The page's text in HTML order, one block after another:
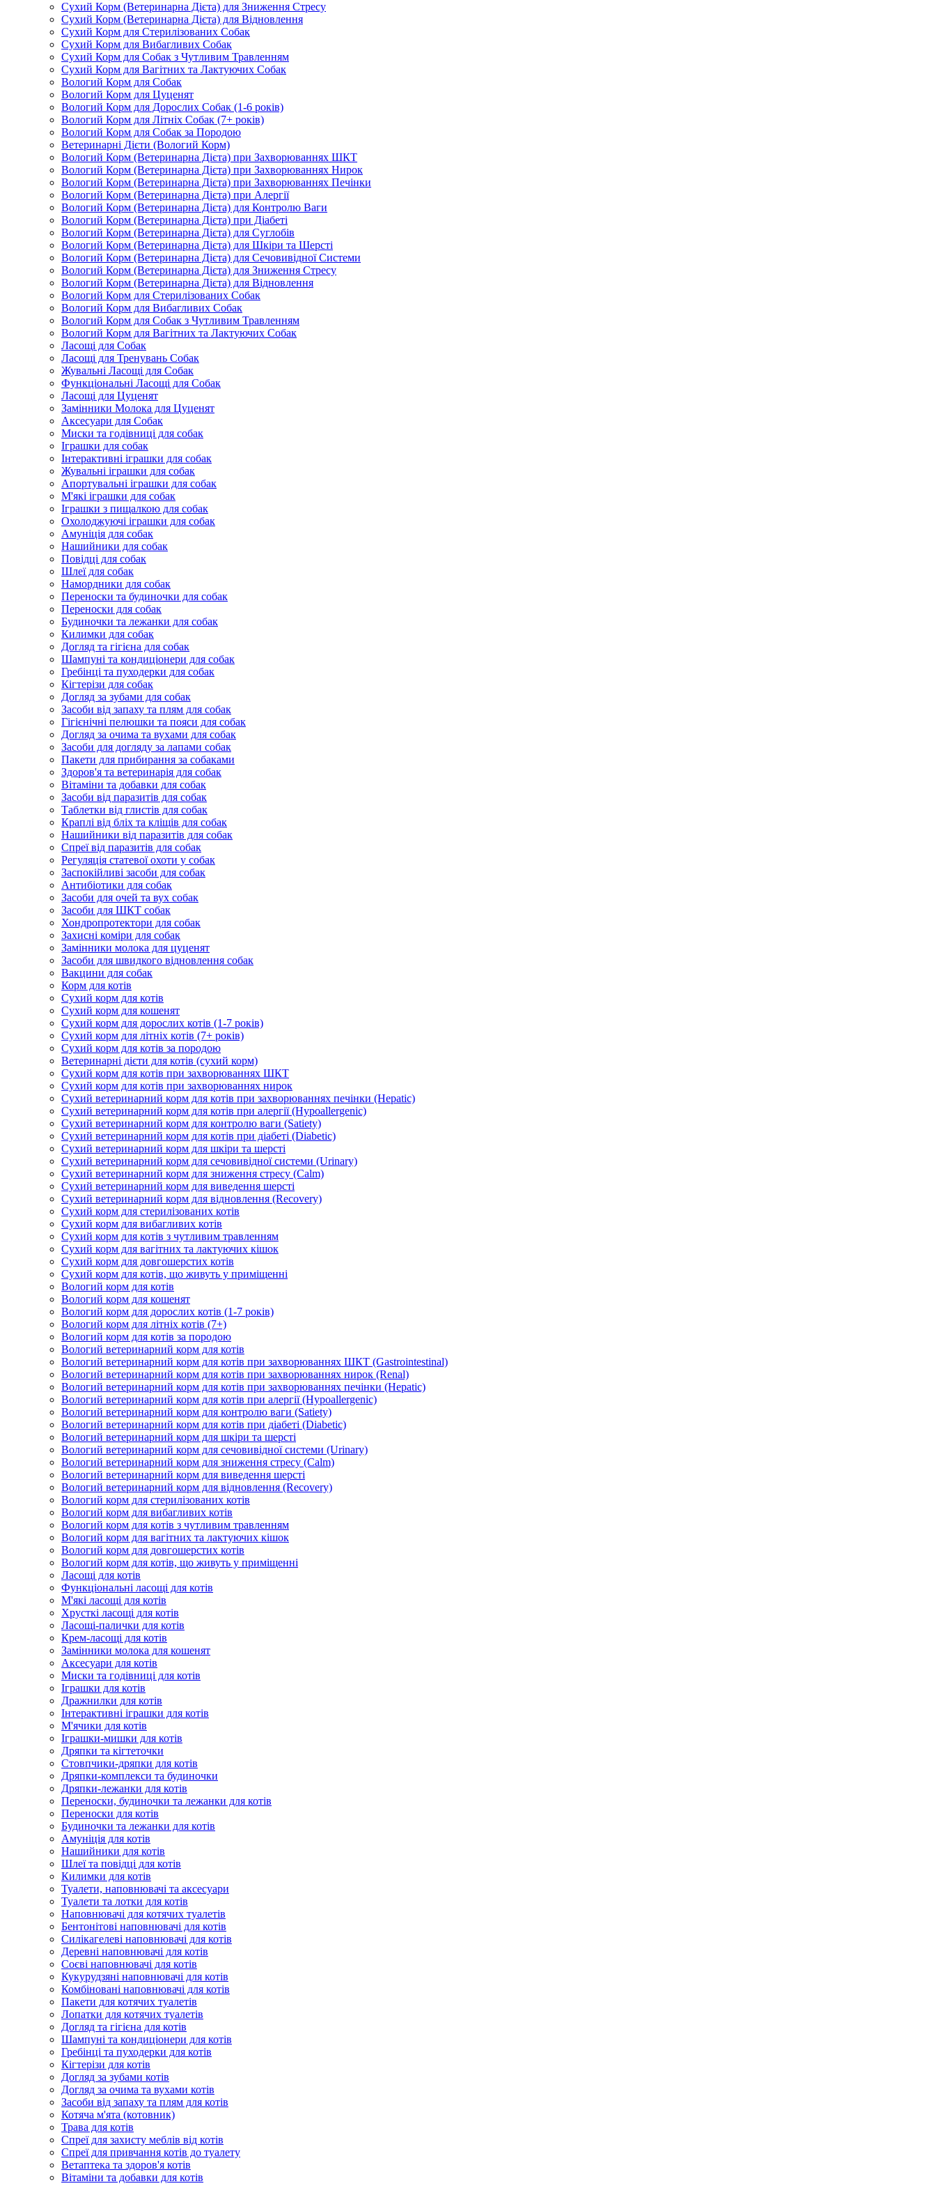
Сухий Корм (Ветеринарна Дієта) для Зниження Стресу
Сухий Корм (Ветеринарна Дієта) для Відновлення
Сухий Корм для Стерилізованих Собак
Сухий Корм для Вибагливих Собак
Сухий Корм для Собак з Чутливим Травленням
Сухий Корм для Вагітних та Лактуючих Собак
Вологий Корм для Собак
Вологий Корм для Цуценят
Вологий Корм для Дорослих Собак (1-6 років)
Вологий Корм для Літніх Собак (7+ років)
Вологий Корм для Собак за Породою
Ветеринарні Дієти (Вологий Корм)
Вологий Корм (Ветеринарна Дієта) при Захворюваннях ШКТ
Вологий Корм (Ветеринарна Дієта) при Захворюваннях Нирок
Вологий Корм (Ветеринарна Дієта) при Захворюваннях Печінки
Вологий Корм (Ветеринарна Дієта) при Алергії
Вологий Корм (Ветеринарна Дієта) для Контролю Ваги
Вологий Корм (Ветеринарна Дієта) при Діабеті
Вологий Корм (Ветеринарна Дієта) для Суглобів
Вологий Корм (Ветеринарна Дієта) для Шкіри та Шерсті
Вологий Корм (Ветеринарна Дієта) для Сечовивідної Системи
Вологий Корм (Ветеринарна Дієта) для Зниження Стресу
Вологий Корм (Ветеринарна Дієта) для Відновлення
Вологий Корм для Стерилізованих Собак
Вологий Корм для Вибагливих Собак
Вологий Корм для Собак з Чутливим Травленням
Вологий Корм для Вагітних та Лактуючих Собак
Ласощі для Собак
Ласощі для Тренувань Собак
Жувальні Ласощі для Собак
Функціональні Ласощі для Собак
Ласощі для Цуценят
Замінники Молока для Цуценят
Аксесуари для Собак
Миски та годівниці для собак
Іграшки для собак
Інтерактивні іграшки для собак
Жувальні іграшки для собак
Апортувальні іграшки для собак
М'які іграшки для собак
Іграшки з пищалкою для собак
Охолоджуючі іграшки для собак
Амуніція для собак
Нашийники для собак
Повідці для собак
Шлеї для собак
Намордники для собак
Переноски та будиночки для собак
Переноски для собак
Будиночки та лежанки для собак
Килимки для собак
Догляд та гігієна для собак
Шампуні та кондиціонери для собак
Гребінці та пуходерки для собак
Кігтерізи для собак
Догляд за зубами для собак
Засоби від запаху та плям для собак
Гігієнічні пелюшки та пояси для собак
Догляд за очима та вухами для собак
Засоби для догляду за лапами собак
Пакети для прибирання за собаками
Здоров'я та ветеринарія для собак
Вітаміни та добавки для собак
Засоби від паразитів для собак
Таблетки від глистів для собак
Краплі від бліх та кліщів для собак
Нашийники від паразитів для собак
Спреї від паразитів для собак
Регуляція статевої охоти у собак
Заспокійливі засоби для собак
Антибіотики для собак
Засоби для очей та вух собак
Засоби для ШКТ собак
Хондропротектори для собак
Захисні коміри для собак
Замінники молока для цуценят
Засоби для швидкого відновлення собак
Вакцини для собак
Корм для котів
Сухий корм для котів
Сухий корм для кошенят
Сухий корм для дорослих котів (1-7 років)
Сухий корм для літніх котів (7+ років)
Сухий корм для котів за породою
Ветеринарні дієти для котів (сухий корм)
Сухий корм для котів при захворюваннях ШКТ
Сухий корм для котів при захворюваннях нирок
Сухий ветеринарний корм для котів при захворюваннях печінки (Hepatic)
Сухий ветеринарний корм для котів при алергії (Hypoallergenic)
Сухий ветеринарний корм для контролю ваги (Satiety)
Сухий ветеринарний корм для котів при діабеті (Diabetic)
Сухий ветеринарний корм для шкіри та шерсті
Сухий ветеринарний корм для сечовивідної системи (Urinary)
Сухий ветеринарний корм для зниження стресу (Calm)
Сухий ветеринарний корм для виведення шерсті
Сухий ветеринарний корм для відновлення (Recovery)
Сухий корм для стерилізованих котів
Сухий корм для вибагливих котів
Сухий корм для котів з чутливим травленням
Сухий корм для вагітних та лактуючих кішок
Сухий корм для довгошерстих котів
Сухий корм для котів, що живуть у приміщенні
Вологий корм для котів
Вологий корм для кошенят
Вологий корм для дорослих котів (1-7 років)
Вологий корм для літніх котів (7+)
Вологий корм для котів за породою
Вологий ветеринарний корм для котів
Вологий ветеринарний корм для котів при захворюваннях ШКТ (Gastrointestinal)
Вологий ветеринарний корм для котів при захворюваннях нирок (Renal)
Вологий ветеринарний корм для котів при захворюваннях печінки (Hepatic)
Вологий ветеринарний корм для котів при алергії (Hypoallergenic)
Вологий ветеринарний корм для контролю ваги (Satiety)
Вологий ветеринарний корм для котів при діабеті (Diabetic)
Вологий ветеринарний корм для шкіри та шерсті
Вологий ветеринарний корм для сечовивідної системи (Urinary)
Вологий ветеринарний корм для зниження стресу (Calm)
Вологий ветеринарний корм для виведення шерсті
Вологий ветеринарний корм для відновлення (Recovery)
Вологий корм для стерилізованих котів
Вологий корм для вибагливих котів
Вологий корм для котів з чутливим травленням
Вологий корм для вагітних та лактуючих кішок
Вологий корм для довгошерстих котів
Вологий корм для котів, що живуть у приміщенні
Ласощі для котів
Функціональні ласощі для котів
М'які ласощі для котів
Хрусткі ласощі для котів
Ласощі-палички для котів
Крем-ласощі для котів
Замінники молока для кошенят
Аксесуари для котів
Миски та годівниці для котів
Іграшки для котів
Дражнилки для котів
Інтерактивні іграшки для котів
М'ячики для котів
Іграшки-мишки для котів
Дряпки та кігтеточки
Стовпчики-дряпки для котів
Дряпки-комплекси та будиночки
Дряпки-лежанки для котів
Переноски, будиночки та лежанки для котів
Переноски для котів
Будиночки та лежанки для котів
Амуніція для котів
Нашийники для котів
Шлеї та повідці для котів
Килимки для котів
Туалети, наповнювачі та аксесуари
Туалети та лотки для котів
Наповнювачі для котячих туалетів
Бентонітові наповнювачі для котів
Силікагелеві наповнювачі для котів
Деревні наповнювачі для котів
Соєві наповнювачі для котів
Кукурудзяні наповнювачі для котів
Комбіновані наповнювачі для котів
Пакети для котячих туалетів
Лопатки для котячих туалетів
Догляд та гігієна для котів
Шампуні та кондиціонери для котів
Гребінці та пуходерки для котів
Кігтерізи для котів
Догляд за зубами котів
Догляд за очима та вухами котів
Засоби від запаху та плям для котів
Котяча м'ята (котовник)
Трава для котів
Спреї для захисту меблів від котів
Спреї для привчання котів до туалету
Ветаптека та здоров'я котів
Вітаміни та добавки для котів